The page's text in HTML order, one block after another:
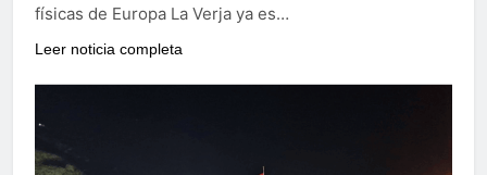
físicas de Europa La Verja ya es…
Leer noticia completa